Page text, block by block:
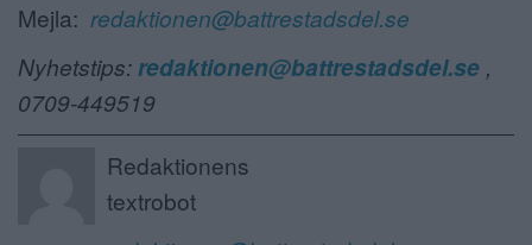
Mejla: redaktionen@battrestadsdel.se
Nyhetstips:redaktionen@battrestadsdel.se ,
0709-449519
Redaktionens
textrobot